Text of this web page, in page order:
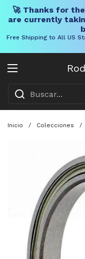
🚀 Thanks for
are currently
Free Shipping to All US
Abrir menú
Inicio / Colecciones /